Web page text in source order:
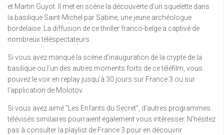
et Martin Guyot. Il met en scène la découverte d’un squelette dans
la basilique Saint-Michel par Sabine, une jeune archéologue
bordelaise. La diffusion de ce thriller franco-belge a captivé de
nombreux téléspectateurs.
Si vous avez manqué la scène d’inauguration de la crypte de la
basilique ou l’un des autres moments forts de ce téléfilm, vous
pouvez le voir en replay jusqu’à 30 jours sur France 3 ou sur
l’application de Molotov.
Si vous avez aimé “Les Enfants du Secret”, d’autres programmes
télévisés similaires pourraient également vous intéresser. N’hésitez
pas à consulter la playlist de France 3 pour en découvrir